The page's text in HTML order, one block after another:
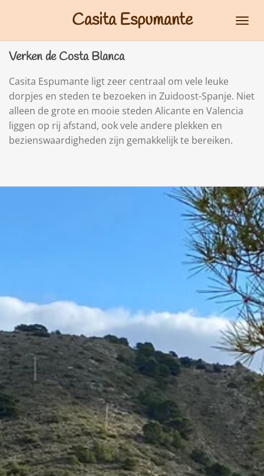
naar
de
Casita Espumante
Verken de Costa Blanca
Casita Espumante ligt zeer centraal om vele leuke
dorpjes en steden te bezoeken in Zuidoost-Spanje. Niet
alleen de grote en mooie steden Alicante en Valencia
liggen op rij afstand, ook vele andere plekken en
bezienswaardigheden zijn gemakkelijk te bereiken.